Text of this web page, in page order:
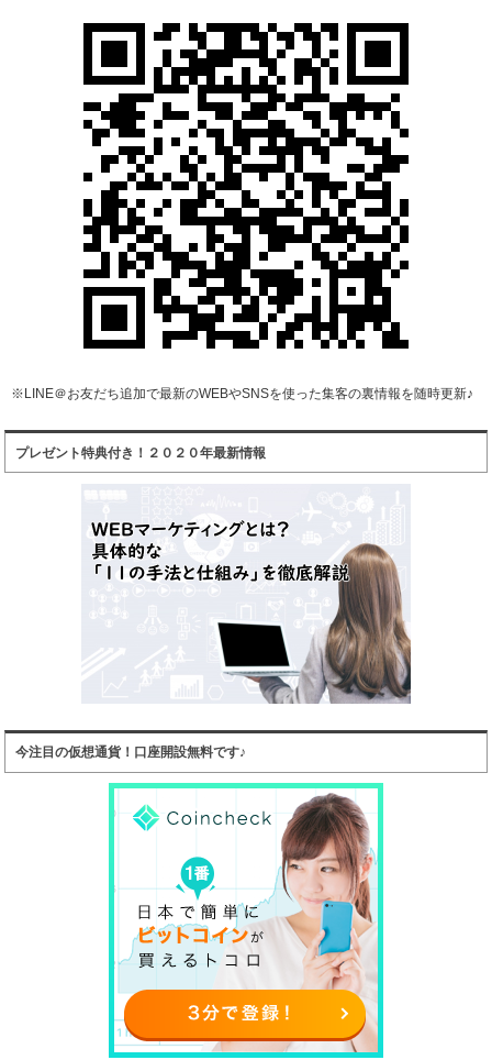
※LINE＠お友だち追加で最新のWEBやSNSを使った集客の裏情報を随時更新♪
プレゼント特典付き！２０２０年最新情報
今注目の仮想通貨！口座開設無料です♪